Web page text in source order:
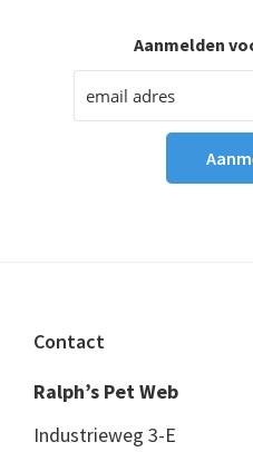
Aanmelden
Footer
Contact
Ralph’s Pet Web
Industrieweg 3-E